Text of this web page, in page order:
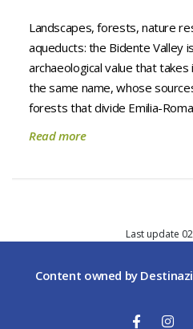
Landscapes, forests, nature
aqueducts: the Bidente Valley
archaeological value that
the same name, whose
forests that divide Emilia-
Read more
Last update
Content owned by